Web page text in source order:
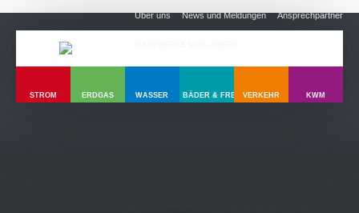
Über uns News und Meldungen Ansprechpartner
STROM ERDGAS WASSER BÄDER & FREIZEITVERKEHR KWM